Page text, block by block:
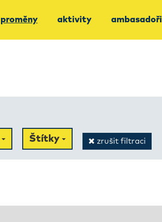
proměny aktivity ambasadoři
Štítky zrušit filtraci